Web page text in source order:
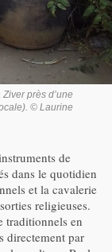
près d’une
© Laurine
de
dans le quotidien
et la cavalerie
religieuses.
traditionnels en
directement par